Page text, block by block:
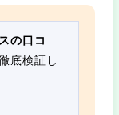
の口コ
底検証し